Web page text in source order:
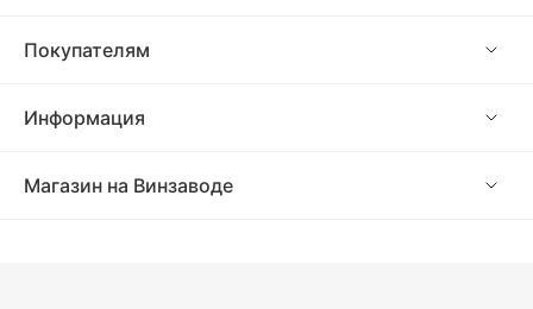
Покупателям
Информация
Магазин на Винзаводе